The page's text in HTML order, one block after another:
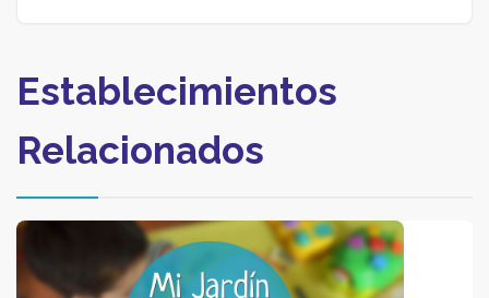
Establecimientos
Relacionados